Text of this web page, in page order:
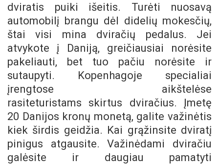
dviratis puiki išeitis. Turėti nuosavą
automobilį brangu dėl didelių mokesčių,
štai visi mina dviračių pedalus. Jei
atvykote į Daniją, greičiausiai norėsite
pakeliauti, bet tuo pačiu norėsite ir
sutaupyti. Kopenhagoje specialiai
įrengtose aikštelėse
rasiteturistams skirtus dviračius. Įmetę
20 Danijos kronų monetą, galite važinėtis
kiek širdis geidžia. Kai grąžinsite dviratį
pinigus atgausite. Važinėdami dviračiu
galėsite ir daugiau pamatyti